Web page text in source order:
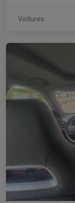
Voitures